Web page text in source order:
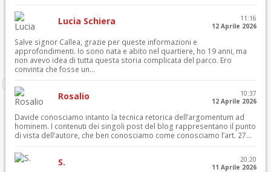
Lucia Schiera
11:16
12 Aprile 2026
Salve signor Callea, grazie per queste informazioni e
approfondimenti. Io sono nata e abito nel quartiere, ho 19 anni, ma
non avevo idea di tutta questa storia complicata del parco. Ero
convinta che fosse un...
Rosalio
10:37
12 Aprile 2026
Davide conosciamo intanto la tecnica retorica dell’argomentum ad
hominem. I contenuti dei singoli post del blog rappresentano il punto
di vista dell’autore, che ben conosciamo come conosciamo l’art. 27...
S.
20:20
11 Aprile 2026